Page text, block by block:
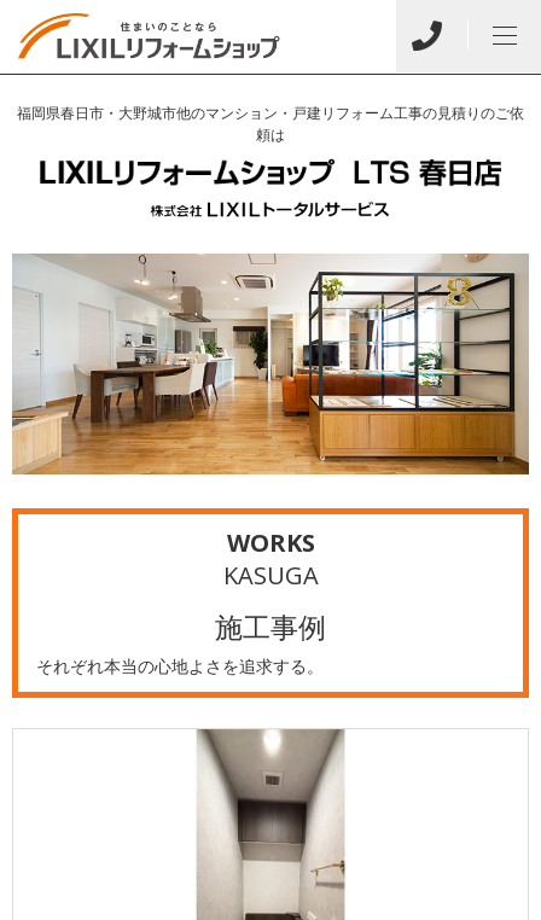
福岡県春日市・大野城市他のマンション・戸建リフォーム工事の見積りのご依
頼は
WORKS
KASUGA
施工事例
それぞれ本当の心地よさを追求する。